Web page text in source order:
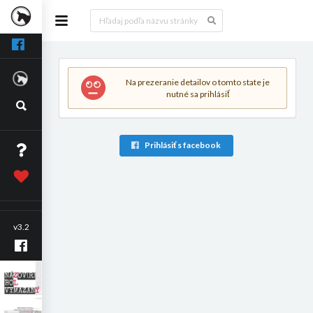
v3.2
Na prezeranie detailov o tomto state je
nutné sa prihlásiť
Prihlásiť s facebook